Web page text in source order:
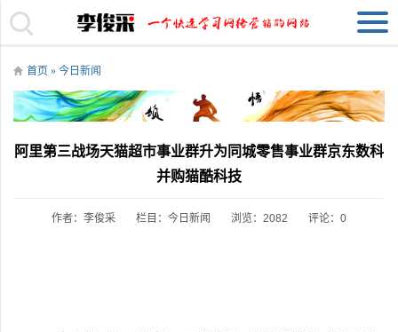
首页 » 今日新闻
阿里第三战场天猫超市事业群升为同城零售事业群京东数科
并购猫酷科技
作者：李俊采 栏目： 今日新闻 浏览：2082 评论：0